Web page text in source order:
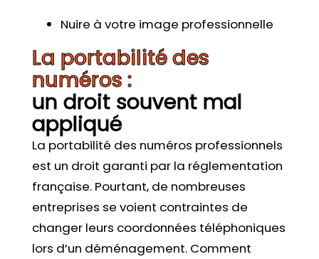
Nuire à votre image professionnelle
La portabilité des
numéros :
un droit souvent mal
appliqué
La portabilité des numéros professionnels
est un droit garanti par la réglementation
française. Pourtant, de nombreuses
entreprises se voient contraintes de
changer leurs coordonnées téléphoniques
lors d’un déménagement. Comment